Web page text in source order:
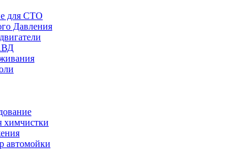
для СТО
Давления
химчистки
автомойки